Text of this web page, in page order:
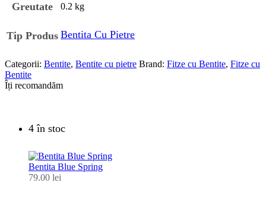
Greutate 0.2 kg
Tip Produs Bentita Cu Pietre
Categorii: Bentite, Bentite cu pietre Brand: Fitze cu Bentite, Fitze cu
Bentite
Îți recomandăm
4 în stoc
Bentita Blue Spring
79.00 lei